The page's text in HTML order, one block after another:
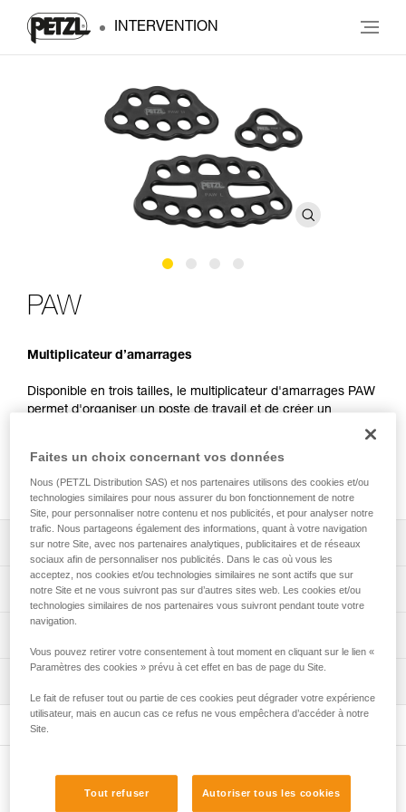
INTERVENTION
PAW
Multiplicateur d’amarrages
Disponible en trois tailles, le multiplicateur d'amarrages PAW
permet d'organiser un poste de travail et de créer un
une connexion directe. Réalisé en aluminium forgé, il offre
un excellent rapport résistance/légèreté.
Descriptif
Permet d’organiser un poste de travail et de créer un
système d’amarrages multiples très facilement :
- trous de 19 mm laissant passer la bague de la plupart
- trous compatibles avec le passage des cordes ou des
sangles pour une connexion directe,
trois mousquetons,
- rangée de trous de connexion de nombre impair
Durabilité :
Spécifications techniques
Matière(s): aluminium
Certification(s): CE, UKCA, NFPA 2500 General Use
Référence : G063AA01
Taille : S
Charge de rupture : 36 kN
Notice
Déclaration de conformité
Télécharger le pdf UKCA-Declaration-G063AA-BA-CA-
Télécharger le pdf UE-Declaration-G063CAXX-PAW L
Procédure de vérification EPI
Télécharger le pdf verif-EPI-connexion-procedure-FR
Autres produits
Faites un choix concernant vos données
Nous (PETZL Distribution SAS) et nos partenaires utilisons des cookies et/ou
technologies similaires pour nous assurer du bon fonctionnement de notre
Site, pour personnaliser notre contenu et nos publicités, et pour analyser notre
trafic. Nous partageons également des informations, quant à votre navigation
sur notre Site, avec nos partenaires analytiques, publicitaires et de réseaux
sociaux afin de personnaliser nos publicités. Dans le cas où vous les
acceptez, nos cookies et/ou technologies similaires ne sont actifs que sur
notre Site et ne vous suivront pas sur d’autres sites web. Les cookies et/ou
technologies similaires de nos partenaires vous suivront pendant toute votre
navigation.
Vous pouvez retirer votre consentement à tout moment en cliquant sur le lien «
Paramètres des cookies » prévu à cet effet en bas de page du Site.
Le fait de refuser tout ou partie de ces cookies peut dégrader votre expérience
utilisateur, mais en aucun cas ce refus ne vous empêchera d’accéder à notre
Site.
Tout refuser Autoriser tous les cookies